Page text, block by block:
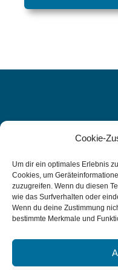
Cookie-
Um dir ein optimales Erlebnis
Cookies, um
zuzugreifen. Wenn du diesen
wie das Surfverhalten oder
Wenn du deine Zustimmung
bestimmte Merkmale und
WIR FREUEN
IHRE
GESUNDHEIT
HERZEN.
Kontakt aufnehmen